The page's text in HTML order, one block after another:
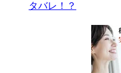
タバレ！？